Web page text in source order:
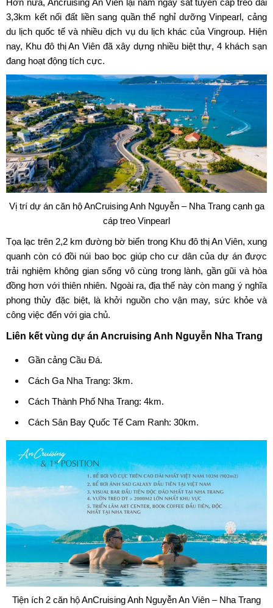
Hơn nữa, Ancruising An Viên lại nằm ngay sát tuyến cáp treo dài
3,3km kết nối đất liền sang quần thể nghỉ dưỡng Vinpearl, cảng
du lịch quốc tế và nhiều dịch vụ du lịch khác của Vingroup. Hiện
nay, Khu đô thị An Viên đã xây dựng nhiều biệt thự, 4 khách sạn
đang hoạt động tích cực.
Vị trí dự án căn hộ AnCruising Anh Nguyễn – Nha Trang cạnh ga
cáp treo Vinpearl
Tọa lạc trên 2,2 km đường bờ biển trong Khu đô thị An Viên, xung
quanh còn có đồi núi bao bọc giúp cho cư dân của dự án được
trải nghiệm không gian sống vô cùng trong lành, gần gũi và hòa
đồng hơn với thiên nhiên. Ngoài ra, địa thế này còn mang ý nghĩa
phong thủy đặc biệt, là khởi nguồn cho vận may, sức khỏe và
công việc đến với gia chủ.
Liên kết vùng dự án Ancruising Anh Nguyễn Nha Trang
Gần cảng Cầu Đá.
Cách Ga Nha Trang: 3km.
Cách Thành Phố Nha Trang: 4km.
Cách Sân Bay Quốc Tế Cam Ranh: 30km.
Tiện ích 2 căn hộ AnCruising Anh Nguyễn An Viên – Nha Trang